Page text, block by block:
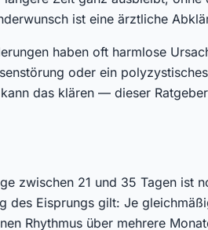
ist eine ärztliche
haben oft harmlose
oder ein
das klären — dieser
zwischen 21 und 35 Tagen ist
des Eisprungs gilt: Je
Rhythmus über mehrere